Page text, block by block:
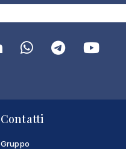
Contatti
Gruppo